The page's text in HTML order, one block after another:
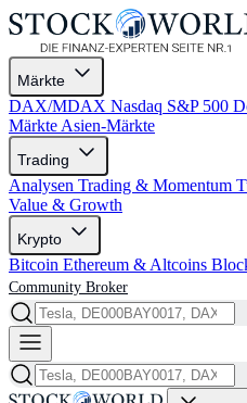
Märkte
DAX/MDAX Nasdaq S&P 500
Märkte Asien-Märkte
Trading
Analysen Trading & Momentum
Value & Growth
Krypto
Bitcoin Ethereum & Altcoins
Community Broker